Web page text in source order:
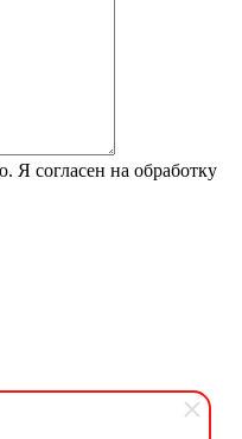
Я согласен на обработку